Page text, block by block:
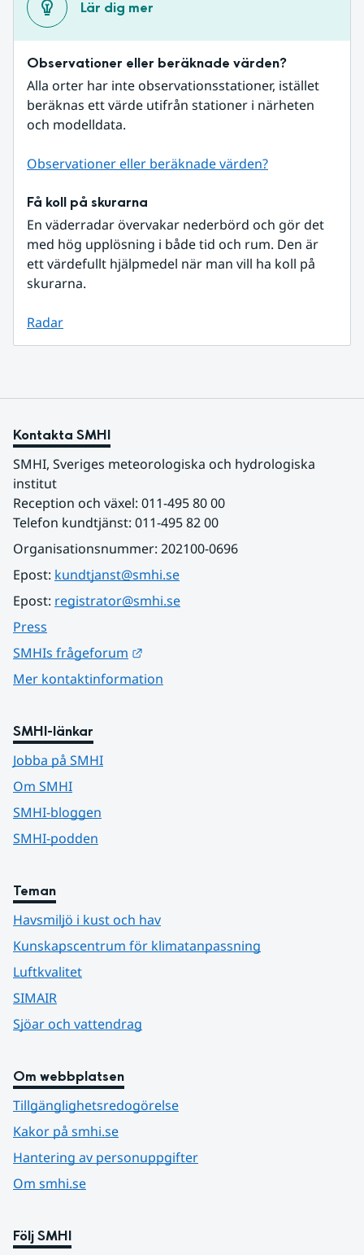
Lär dig mer
Observationer eller beräknade värden?
Alla orter har inte observationsstationer, istället
beräknas ett värde utifrån stationer i närheten
och modelldata.
Observationer eller beräknade värden?
Få koll på skurarna
En väderradar övervakar nederbörd och gör det
med hög upplösning i både tid och rum. Den är
ett värdefullt hjälpmedel när man vill ha koll på
skurarna.
Radar
Kontakta SMHI
SMHI, Sveriges meteorologiska och hydrologiska
institut
Reception och växel: 011-495 80 00
Telefon kundtjänst: 011-495 82 00
Organisationsnummer: 202100-0696
Epost: kundtjanst@smhi.se
Epost: registrator@smhi.se
Press
SMHIs frågeforum
Mer kontaktinformation
SMHI-länkar
Jobba på SMHI
Om SMHI
SMHI-bloggen
SMHI-podden
Teman
Havsmiljö i kust och hav
Kunskapscentrum för klimatanpassning
Luftkvalitet
SIMAIR
Sjöar och vattendrag
Om webbplatsen
Tillgänglighetsredogörelse
Kakor på smhi.se
Hantering av personuppgifter
Om smhi.se
Följ SMHI